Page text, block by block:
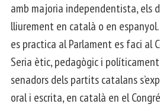
amb majoria independentista, els
lliurement en català o en
es practica al Parlament es faci al
Seria ètic, pedagògic i
senadors dels partits catalans
oral i escrita, en català en el